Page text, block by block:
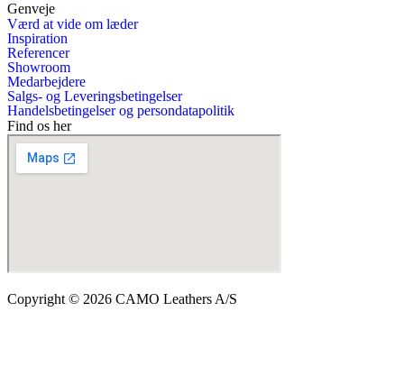
Genveje
Værd at vide om læder
Inspiration
Referencer
Showroom
Medarbejdere
Salgs- og Leveringsbetingelser
Handelsbetingelser og persondatapolitik
Find os her
Copyright © 2026 CAMO Leathers A/S